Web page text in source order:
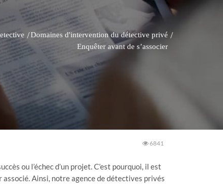
Domaines d'intervention du détective privé
Enquêter avant de s’associer
6841
ou l’échec d’un projet. C’est pourquoi, il est
Ainsi, notre agence de détectives privés